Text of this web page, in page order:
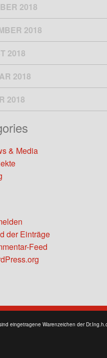
2018
2018
2018
2018
2018
& Media
der Einträge
Feed
eingetragene Warenzeichen der